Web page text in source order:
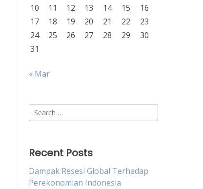
10
11 12 13 14 15
16
17
18 19 20 21 22
23
24
25 26 27 28 29
30
31
« Mar
Search
for:
Recent Posts
Dampak Resesi Global Terhadap
Perekonomian Indonesia